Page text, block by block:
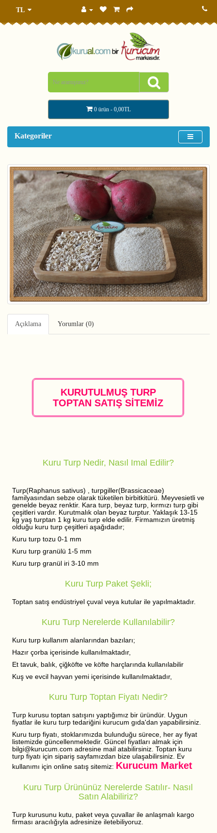
TL
0 ürün - 0,00TL
Kategoriler
Açıklama Yorumlar (0)
KURUTULMUŞ TURP
TOPTAN SATIŞ SİTEMİZ
Kuru Turp Nedir, Nasıl Imal Edilir?
Turp(Raphanus sativus) , turpgiller(Brassicaceae)
familyasından sebze olarak tüketilen birbitkitürü. Meyvesietli ve
genelde beyaz renktir. Kara turp, beyaz turp, kırmızı turp gibi
çeşitleri vardır. Kurutmalık olan beyaz turptur. Yaklaşık 13-15
kg yaş turptan 1 kg kuru turp elde edilir. Firmamızın üretmiş
olduğu kuru turp çeşitleri aşağıdadır;
Kuru turp tozu 0-1 mm
Kuru turp granülü 1-5 mm
Kuru turp granül iri 3-10 mm
Kuru Turp Paket Şekli;
Toptan satış endüstriyel çuval veya kutular ile yapılmaktadır.
Kuru Turp Nerelerde Kullanılabilir?
Kuru turp kullanım alanlarından bazıları;
Hazır çorba içerisinde kullanılmaktadır,
Et tavuk, balık, çiğköfte ve köfte harçlarında kullanılabilir
Kuş ve evcil hayvan yemi içerisinde kullanılmaktadır,
Kuru Turp Toptan Fiyatı Nedir?
Turp kurusu toptan satışını yaptığımız bir üründür. Uygun
fiyatlar ile kuru turp tedariğini kurucum gıda'dan yapabilirsiniz.
Kuru turp fiyatı, stoklarımızda bulunduğu sürece, her ay fiyat
listemizde güncellenmektedir. Güncel fiyatları almak için
bilgi@kurucum.com adresine mail atabilirsiniz. Toptan kuru
turp fiyatı için sipariş sayfamızdan bize ulaşabilirsiniz. Ev
kullanımı için online satış sitemiz: Kurucum Market
Kuru Turp Ürününüz Nerelerde Satılır- Nasıl
Satın Alabiliriz?
Turp kurusunu kutu, paket veya çuvallar ile anlaşmalı kargo
firması aracılığıyla adresinize iletebiliyoruz.